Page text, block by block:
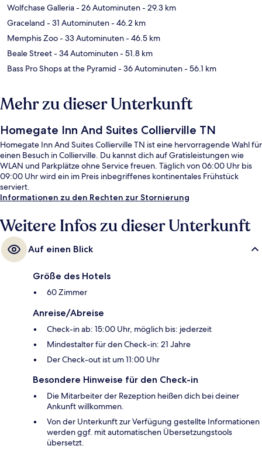
Wolfchase Galleria- 26 Autominuten- 29.3 km
Graceland - 31 Autominuten- 46.2 km
Memphis Zoo- 33 Autominuten- 46.5 km
Beale Street- 34 Autominuten- 51.8 km
Bass Pro Shops at the Pyramid - 36 Autominuten- 56.1 km
Mehr zu dieser Unterkunft
Homegate Inn And Suites Collierville TN
Homegate Inn And Suites Collierville TN ist eine hervorragende Wahl für
einen Besuch in Collierville. Du kannst dich auf Gratisleistungen wie
WLAN und Parkplätze ohne Service freuen. Täglich von 06:00 Uhr bis
09:00 Uhr wird ein im Preis inbegriffenes kontinentales Frühstück
serviert.
Informationen zu den Rechten zur Stornierung
Weitere Infos zu dieser Unterkunft
Auf einen Blick
Größe des Hotels
60 Zimmer
Anreise/Abreise
Check-in ab: 15:00 Uhr, möglich bis: jederzeit
Mindestalter für den Check-in: 21 Jahre
Der Check-out ist um 11:00 Uhr
Besondere Hinweise für den Check-in
Die Mitarbeiter der Rezeption heißen dich bei deiner
Ankunft willkommen.
Von der Unterkunft zur Verfügung gestellte Informationen
werden ggf. mit automatischen Übersetzungstools
übersetzt.